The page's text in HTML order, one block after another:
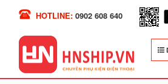
HOTLINE: 0902 608 640